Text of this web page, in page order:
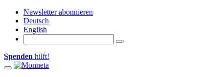
Newsletter abonnieren
Deutsch
English
Spenden hilft!
Toggle navigation